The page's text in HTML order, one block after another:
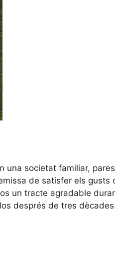
una societat familiar,
de satisfer els gusts
un tracte agradable
després de tres